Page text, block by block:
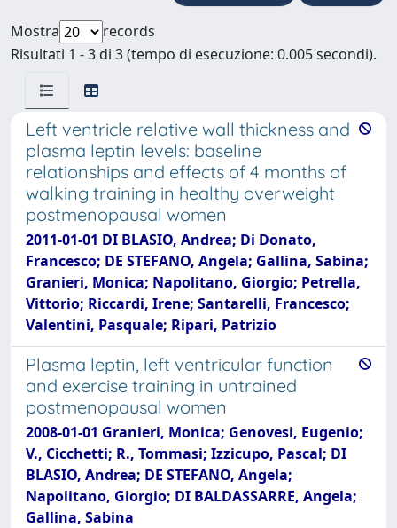
Mostra
records
Risultati 1 - 3 di 3 (tempo di esecuzione: 0.005 secondi).
Left ventricle relative wall thickness and
plasma leptin levels: baseline
relationships and effects of 4 months of
walking training in healthy overweight
postmenopausal women
2011-01-01 DI BLASIO, Andrea; Di Donato,
Francesco; DE STEFANO, Angela; Gallina, Sabina;
Granieri, Monica; Napolitano, Giorgio; Petrella,
Vittorio; Riccardi, Irene; Santarelli, Francesco;
Valentini, Pasquale; Ripari, Patrizio
Plasma leptin, left ventricular function
and exercise training in untrained
postmenopausal women
2008-01-01 Granieri, Monica; Genovesi, Eugenio;
V., Cicchetti; R., Tommasi; Izzicupo, Pascal; DI
BLASIO, Andrea; DE STEFANO, Angela;
Napolitano, Giorgio; DI BALDASSARRE, Angela;
Gallina, Sabina